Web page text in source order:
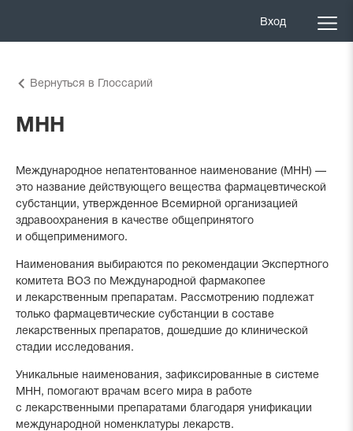
Вход
Вернуться в Глоссарий
МНН
Международное непатентованное наименование (МНН) —
это название действующего вещества фармацевтической
субстанции, утвержденное Всемирной организацией
здравоохранения в качестве общепринятого
и общеприменимого.
Наименования выбираются по рекомендации Экспертного
комитета ВОЗ по Международной фармакопее
и лекарственным препаратам. Рассмотрению подлежат
только фармацевтические субстанции в составе
лекарственных препаратов, дошедшие до клинической
стадии исследования.
Уникальные наименования, зафиксированные в системе
МНН, помогают врачам всего мира в работе
с лекарственными препаратами благодаря унификации
международной номенклатуры лекарств.